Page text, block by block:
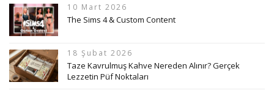
10 Mart 2026
The Sims 4 & Custom Content
18 Şubat 2026
Taze Kavrulmuş Kahve Nereden Alınır? Gerçek
Lezzetin Püf Noktaları